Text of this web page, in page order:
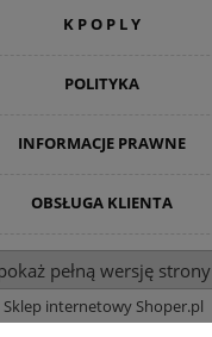
K P O P L Y
POLITYKA
INFORMACJE PRAWNE
OBSŁUGA KLIENTA
pełną wersję strony
Sklep internetowy Shoper.pl